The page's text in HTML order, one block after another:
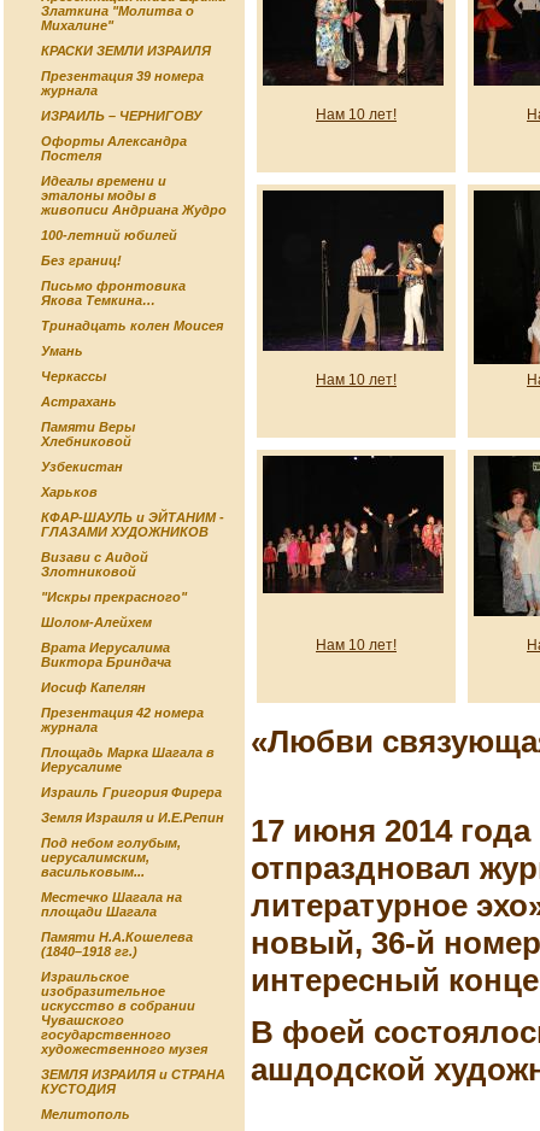
Златкина "Молитва о
Михалине"
КРАСКИ ЗЕМЛИ ИЗРАИЛЯ
Презентация 39 номера
журнала
ИЗРАИЛЬ – ЧЕРНИГОВУ
Офорты Александра
Постеля
Идеалы времени и
эталоны моды в
живописи Андриана Жудро
100-летний юбилей
Без границ!
Письмо фронтовика
Якова Темкина…
Тринадцать колен Моисея
Умань
Черкассы
Астрахань
Памяти Веры
Хлебниковой
Узбекистан
Харьков
КФАР-ШАУЛЬ и ЭЙТАНИМ -
ГЛАЗАМИ ХУДОЖНИКОВ
Визави с Аидой
Злотниковой
"Искры прекрасного"
Шолом-Алейхем
Врата Иерусалима
Виктора Бриндача
Иосиф Капелян
Презентация 42 номера
журнала
Площадь Марка Шагала в
Иерусалиме
Израиль Григория Фирера
Земля Израиля и И.Е.Репин
Под небом голубым,
иерусалимским,
васильковым...
Местечко Шагала на
площади Шагала
Памяти Н.А.Кошелева
(1840–1918 гг.)
Израильское
изобразительное
искусство в собрании
Чувашского
государственного
художественного музея
ЗЕМЛЯ ИЗРАИЛЯ и СТРАНА
КУСТОДИЯ
Мелитополь
Нам 10 лет!
Нам 10 лет!
Нам 10 лет!
«Любви
17 июня 2014
отпраздновал
литературное
новый, 36-й
интересный
В фоей
ашдодской